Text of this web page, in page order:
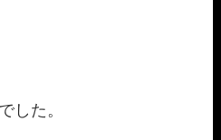
した。